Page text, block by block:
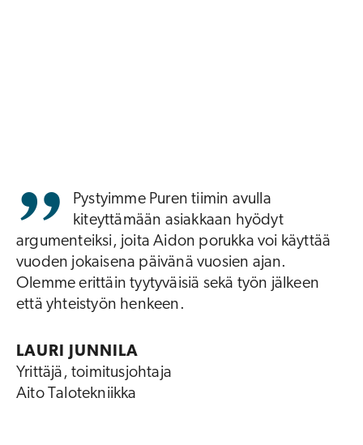
Pystyimme Puren tiimin avulla
kiteyttämään asiakkaan hyödyt
argumenteiksi, joita Aidon porukka voi käyttää
vuoden jokaisena päivänä vuosien ajan.
Olemme erittäin tyytyväisiä sekä työn jälkeen
että yhteistyön henkeen.
LAURI JUNNILA
Yrittäjä, toimitusjohtaja
Aito Talotekniikka